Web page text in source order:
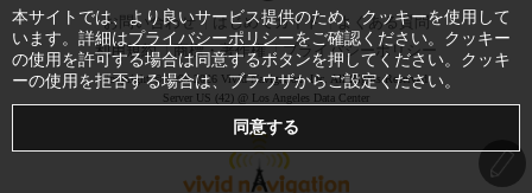
お問い合わせ はじめてガイド
よくある質問
利用規約
商標・著作権 プライバシーポリシー
Copyright © 1999-2026 Vivid Navigation, Inc. All Rights Reserved.
Server US (42) @ Los Angeles Data Center
本サイトでは、より良いサービス提供のため、クッキーを使用して
います。詳細はプライバシーポリシーをご確認ください。クッキー
の使用を許可する場合は同意するボタンを押してください。クッキ
ーの使用を拒否する場合は、ブラウザからご設定ください。